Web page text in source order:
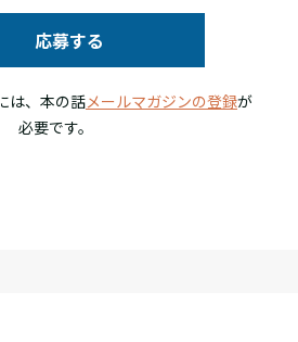
応募する
は、本の話メールマガジンの登録が
必要です。